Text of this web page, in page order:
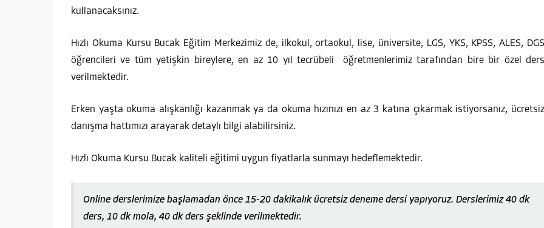
kullanacaksınız.
Hızlı Okuma Kursu Bucak Eğitim Merkezimiz de, ilkokul, ortaokul, lise, üniversite, LGS, YKS, KPSS, ALES, DGS
öğrencileri ve tüm yetişkin bireylere, en az 10 yıl tecrübeli öğretmenlerimiz tarafından bire bir özel ders
verilmektedir.
Erken yaşta okuma alışkanlığı kazanmak ya da okuma hızınızı en az 3 katına çıkarmak istiyorsanız, ücretsiz
danışma hattımızı arayarak detaylı bilgi alabilirsiniz.
Hızlı Okuma Kursu Bucak kaliteli eğitimi uygun fiyatlarla sunmayı hedeflemektedir.
Online derslerimize başlamadan önce 15-20 dakikalık ücretsiz deneme dersi yapıyoruz. Derslerimiz 40 dk
ders, 10 dk mola, 40 dk ders şeklinde verilmektedir.